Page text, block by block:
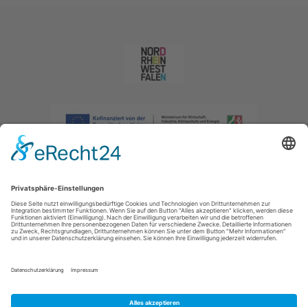
Impressum|Datenschutzerklärung|Barrierefreiheitserklärung